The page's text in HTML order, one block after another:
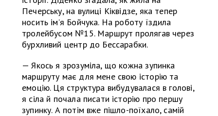
Печерську, на вулиці Кіквідзе, яка тепер
носить ім’я Бойчука. На роботу їздила
тролейбусом №15. Маршрут пролягав через
бурхливий центр до Бессарабки.
— Якось я зрозуміла, що кожна зупинка
маршруту має для мене свою історію та
емоцію. Ця структура вибудувалася в голові,
я сіла й почала писати історію про першу
зупинку. А потім вже пішло-поїхало, самій